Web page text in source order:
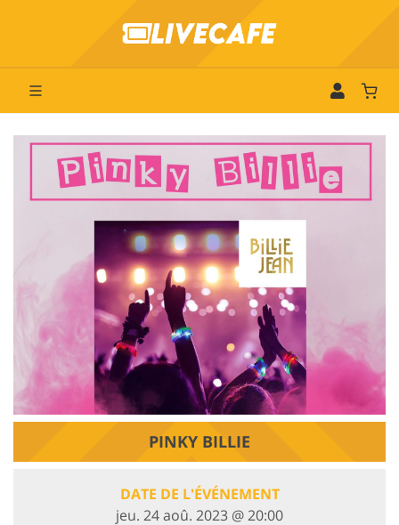
PINKY BILLIE
DATE DE L'ÉVÉNEMENT
jeu. 24 aoû. 2023 @ 20:00